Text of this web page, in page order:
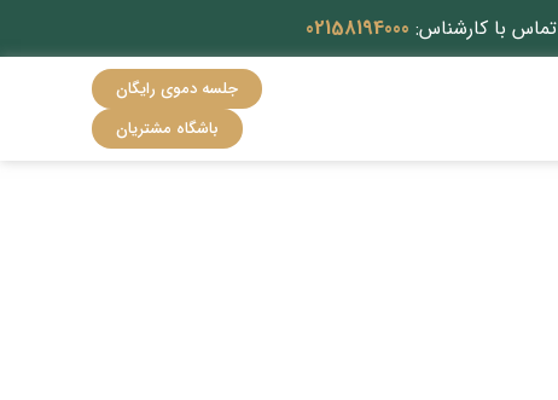
تماس با کارشناس: 02158194000
جلسه دموی رایگان
باشگاه مشتریان